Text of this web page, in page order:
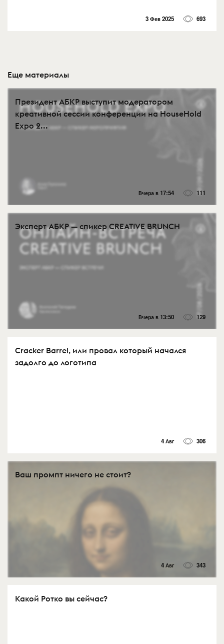
3 Фев 2025 693
Еще материалы
Президент АБКР выступит модератором
креативной сессии конференции на HouseHold
Expo 2...
Вчера в 17:54 111
Эксперт АБКР — спикер CREATIVE BRUNCH
Вчера в 13:50 129
Cracker Barrel, или провал который начался
задолго до логотипа
4 Авг 306
Ваш промпт ничего не стоит?
4 Авг 343
Какой Ротко вы сейчас?